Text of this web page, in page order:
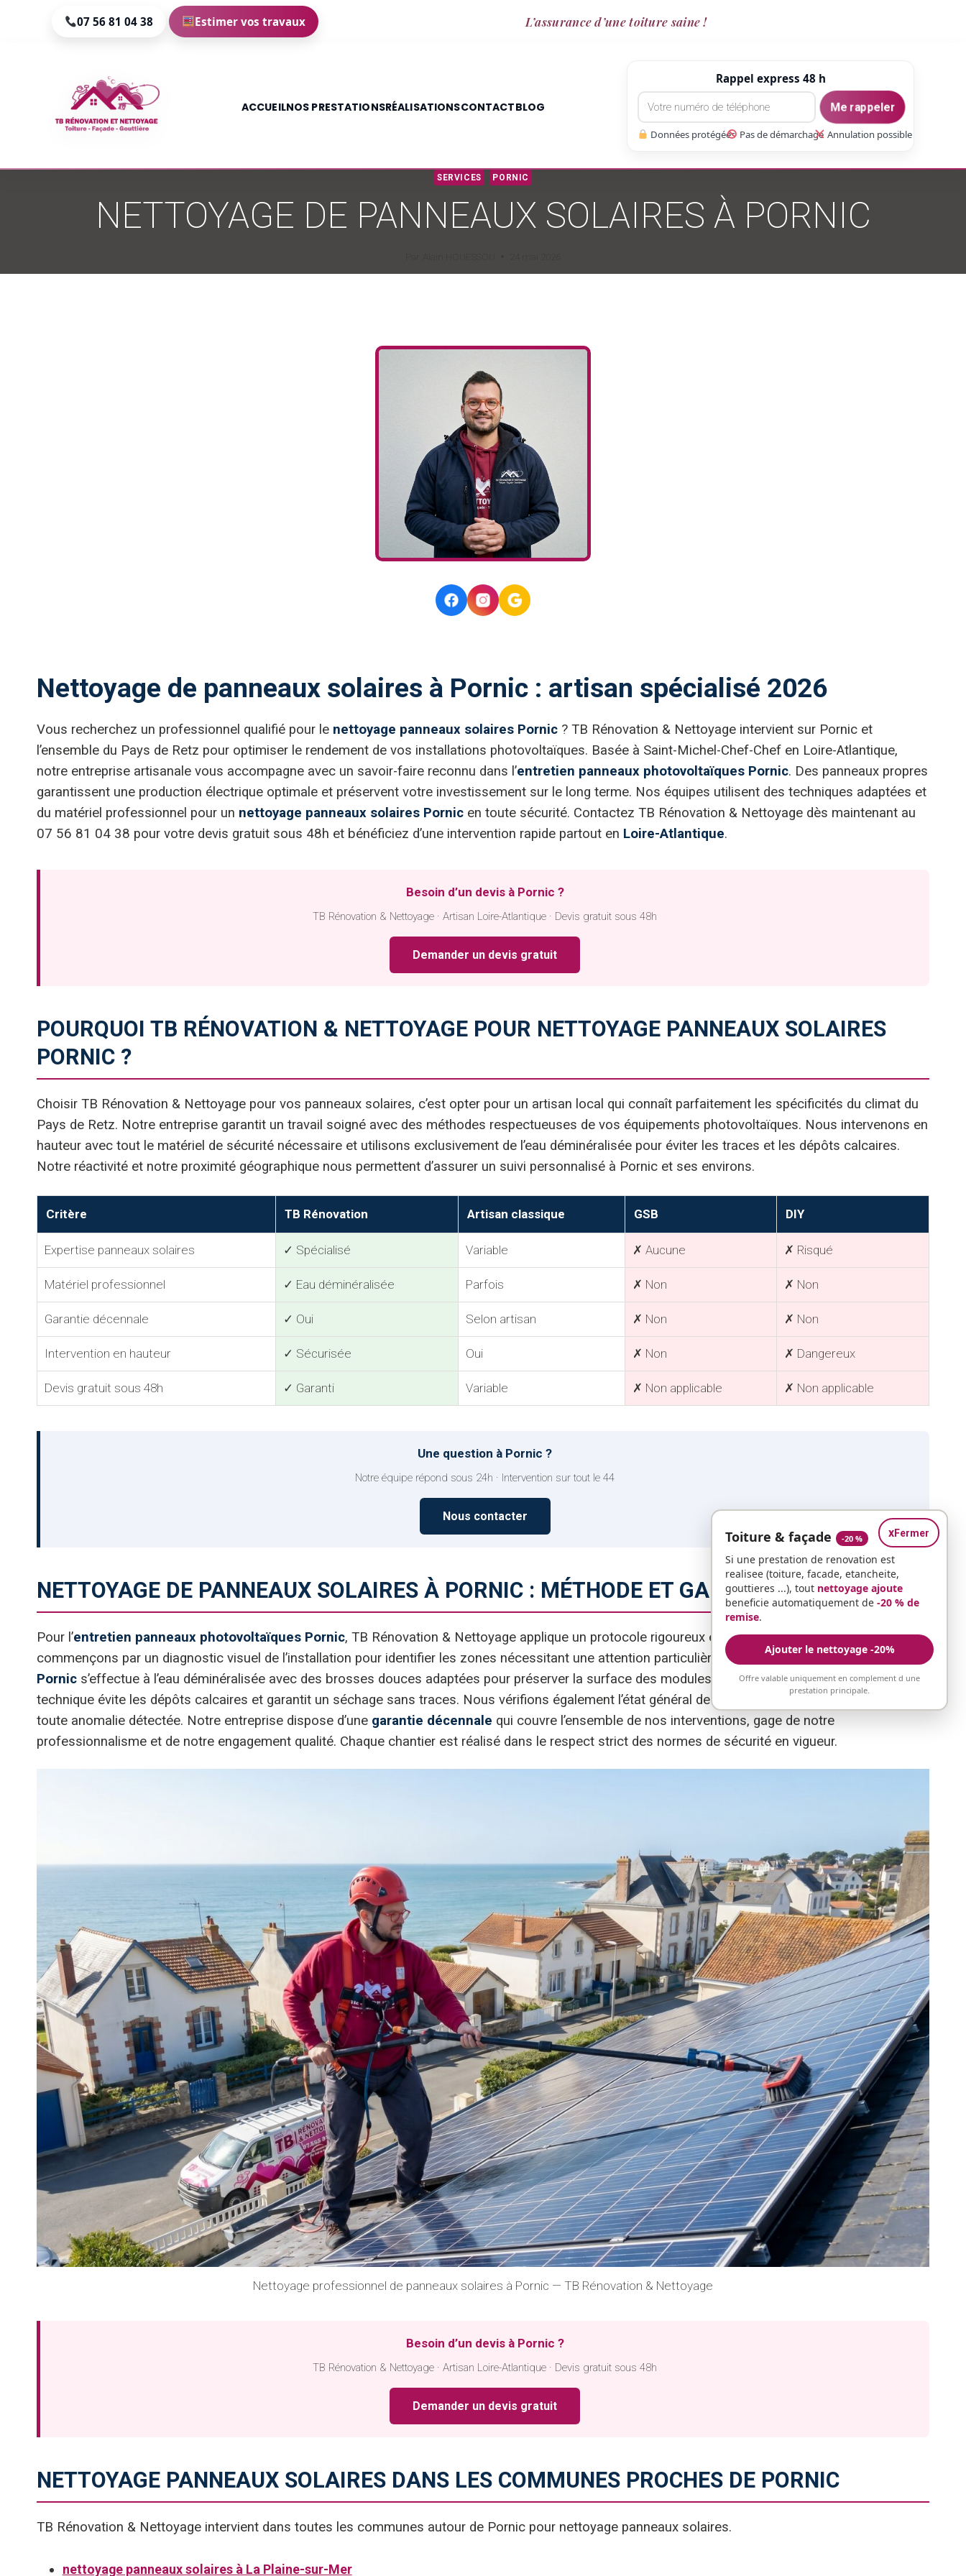
07 56 81 04 38 Estimer vos travaux L’assurance d’une toiture saine !
ACCUEILNOS PRESTATIONSRÉALISATIONSCONTACTBLOG
Rappel express 48 h
Me rappeler
Données protégées Pas de démarchage Annulation possible
SERVICES PORNIC
NETTOYAGE DE PANNEAUX SOLAIRES À PORNIC
Nettoyage de panneaux solaires à Pornic : artisan spécialisé 2026
Vous recherchez un professionnel qualifié pour le nettoyage panneaux solaires Pornic ? TB Rénovation & Nettoyage intervient sur Pornic et
l’ensemble du Pays de Retz pour optimiser le rendement de vos installations photovoltaïques. Basée à Saint-Michel-Chef-Chef en Loire-Atlantique,
notre entreprise artisanale vous accompagne avec un savoir-faire reconnu dans l’entretien panneaux photovoltaïques Pornic. Des panneaux propres
garantissent une production électrique optimale et préservent votre investissement sur le long terme. Nos équipes utilisent des techniques adaptées et
du matériel professionnel pour un nettoyage panneaux solaires Pornic en toute sécurité. Contactez TB Rénovation & Nettoyage dès maintenant au
07 56 81 04 38 pour votre devis gratuit sous 48h et bénéficiez d’une intervention rapide partout en Loire-Atlantique.
Besoin d’un devis à Pornic ?
TB Rénovation & Nettoyage · Artisan Loire-Atlantique · Devis gratuit sous 48h
Demander un devis gratuit
POURQUOI TB RÉNOVATION & NETTOYAGE POUR NETTOYAGE PANNEAUX SOLAIRES
PORNIC ?
Choisir TB Rénovation & Nettoyage pour vos panneaux solaires, c’est opter pour un artisan local qui connaît parfaitement les spécificités du climat du
Pays de Retz. Notre entreprise garantit un travail soigné avec des méthodes respectueuses de vos équipements photovoltaïques. Nous intervenons en
hauteur avec tout le matériel de sécurité nécessaire et utilisons exclusivement de l’eau déminéralisée pour éviter les traces et les dépôts calcaires.
Notre réactivité et notre proximité géographique nous permettent d’assurer un suivi personnalisé à Pornic et ses environs.
Critère TB Rénovation Artisan classique GSB DIY
Expertise panneaux solaires ✓ Spécialisé Variable ✗ Aucune ✗ Risqué
Matériel professionnel ✓ Eau déminéralisée Parfois ✗ Non ✗ Non
Garantie décennale ✓ Oui Selon artisan ✗ Non ✗ Non
Intervention en hauteur ✓ Sécurisée Oui ✗ Non ✗ Dangereux
Devis gratuit sous 48h ✓ Garanti Variable ✗ Non applicable ✗ Non applicable
Une question à Pornic ?
Notre équipe répond sous 24h · Intervention sur tout le 44
Nous contacter
NETTOYAGE DE PANNEAUX SOLAIRES À PORNIC : MÉTHODE ET GARANTIES
Pour l’entretien panneaux photovoltaïques Pornic, TB Rénovation & Nettoyage applique un protocole rigoureux en plusieurs étapes. Nous
commençons par un diagnostic visuel de l’installation pour identifier les zones nécessitant une attention particulière. Le
nettoyage photovoltaïque
Pornic s’effectue à l’eau déminéralisée avec des brosses douces adaptées pour préserver la surface des modules sans créer de micro-rayures. Cette
technique évite les dépôts calcaires et garantit un séchage sans traces. Nous vérifions également l’état général de votre installation et vous signalons
toute anomalie détectée. Notre entreprise dispose d’une garantie décennale qui couvre l’ensemble de nos interventions, gage de notre
professionnalisme et de notre engagement qualité. Chaque chantier est réalisé dans le respect strict des normes de sécurité en vigueur.
Nettoyage professionnel de panneaux solaires à Pornic — TB Rénovation & Nettoyage
Besoin d’un devis à Pornic ?
TB Rénovation & Nettoyage · Artisan Loire-Atlantique · Devis gratuit sous 48h
Demander un devis gratuit
NETTOYAGE PANNEAUX SOLAIRES DANS LES COMMUNES PROCHES DE PORNIC
TB Rénovation & Nettoyage intervient dans toutes les communes autour de Pornic pour nettoyage panneaux solaires.
nettoyage panneaux solaires à La Plaine-sur-Mer
xFermer
Toiture & façade -20 %
Si une prestation de renovation est
realisee (toiture, facade, etancheite,
gouttieres ...), tout nettoyage ajoute
beneficie automatiquement de -20 % de
remise.
Ajouter le nettoyage -20%
Offre valable uniquement en complement d une
prestation principale.